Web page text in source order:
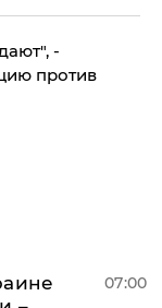
-
против
07:00